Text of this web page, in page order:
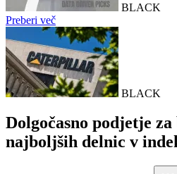
BLACK
Preberi več
BLACK
Dolgočasno podjetje
najboljših delnic v